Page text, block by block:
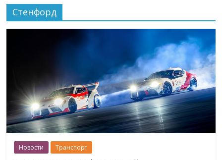
Стенфорд
Новости Транспорт